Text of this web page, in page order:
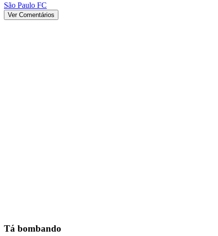
São Paulo FC
Ver Comentários
Tá bombando